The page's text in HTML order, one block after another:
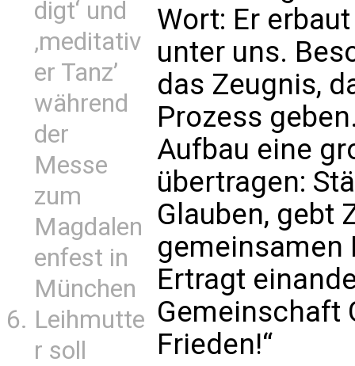
digt‘ und
‚meditativ
er Tanz’
während
der
Messe
zum
Magdalen
enfest in
München
Leihmutte
r soll
Wort: Er
unter uns.
das Zeugnis,
Prozess
Aufbau eine
übertragen:
Glauben, gebt
gemeinsamen
Ertragt
Gemeinschaft
Frieden!“